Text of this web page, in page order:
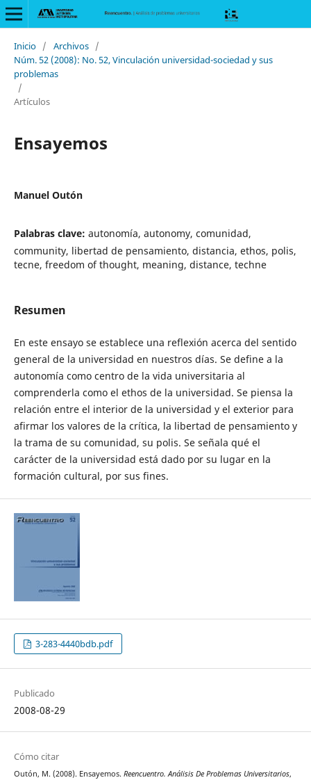
Inicio / Archivos /
Núm. 52 (2008): No. 52, Vinculación universidad-sociedad y sus
problemas
/
Artículos
Ensayemos
Manuel Outón
Palabras clave: autonomía, autonomy, comunidad,
community, libertad de pensamiento, distancia, ethos, polis,
tecne, freedom of thought, meaning, distance, techne
Resumen
En este ensayo se establece una reflexión acerca del sentido
general de la universidad en nuestros días. Se define a la
autonomía como centro de la vida universitaria al
comprenderla como el ethos de la universidad. Se piensa la
relación entre el interior de la universidad y el exterior para
afirmar los valores de la crítica, la libertad de pensamiento y
la trama de su comunidad, su polis. Se señala qué el
carácter de la universidad está dado por su lugar en la
formación cultural, por sus fines.
3-283-4440bdb.pdf
Publicado
2008-08-29
Cómo citar
Outón, M. (2008). Ensayemos. Reencuentro. Análisis De Problemas Universitarios,